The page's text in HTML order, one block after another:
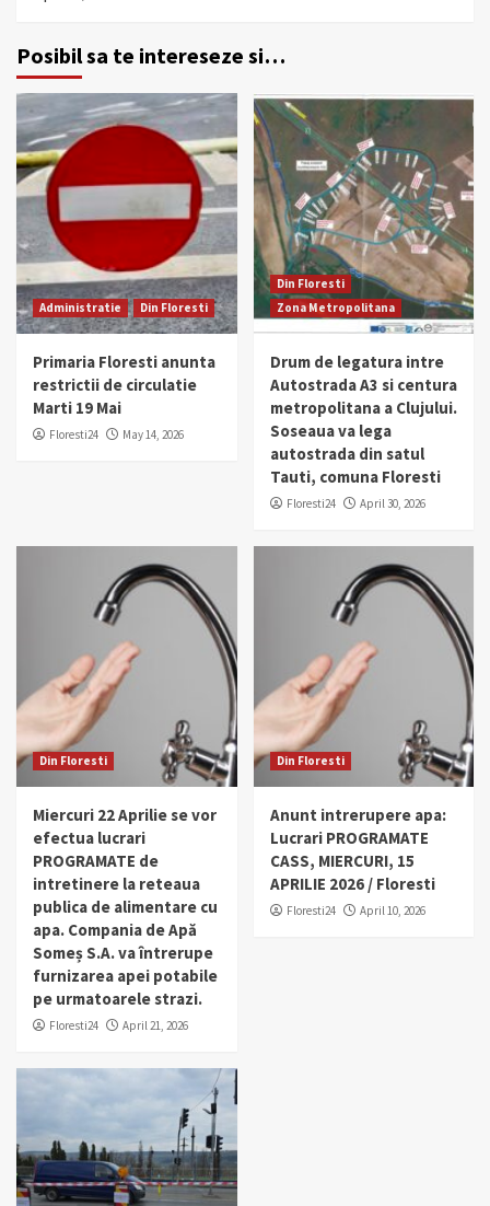
Posibil sa te intereseze si…
Administratie Din Floresti
Primaria Floresti anunta
restrictii de circulatie
Marti 19 Mai
Floresti24 May 14, 2026
Din Floresti
Zona Metropolitana
Drum de legatura intre
Autostrada A3 si centura
metropolitana a Clujului.
Soseaua va lega
autostrada din satul
Tauti, comuna Floresti
Floresti24 April 30, 2026
Din Floresti
Miercuri 22 Aprilie se vor
efectua lucrari
PROGRAMATE de
intretinere la reteaua
publica de alimentare cu
apa. Compania de Apă
Someș S.A. va întrerupe
furnizarea apei potabile
pe urmatoarele strazi.
Floresti24 April 21, 2026
Din Floresti
Anunt intrerupere apa:
Lucrari PROGRAMATE
CASS, MIERCURI, 15
APRILIE 2026 / Floresti
Floresti24 April 10, 2026